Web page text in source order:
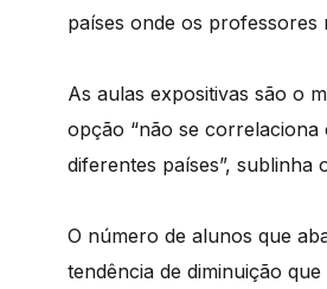
países onde os professores
As aulas expositivas são o
opção “não se correlaciona
diferentes países”, sublinha
O número de alunos que
tendência de diminuição